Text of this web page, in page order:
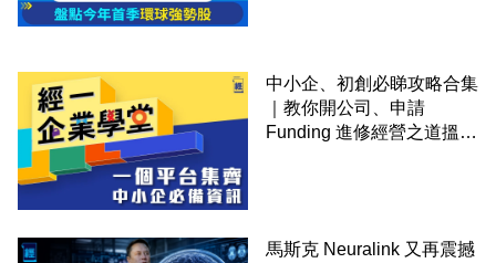
中小企、初創必睇攻略合集
｜教你開公司、申請
Funding 進修經營之道搵大
馬斯克 Neuralink 又再震撼